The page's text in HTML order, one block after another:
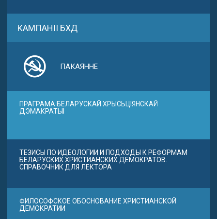
КАМПАНІІ БХД
ПАКАЯННЕ
ПРАГРАМА БЕЛАРУСКАЙ ХРЫСЬЦІЯНСКАЙ
ДЭМАКРАТЫІ
ТЕЗИСЫ ПО ИДЕОЛОГИИ И ПОДХОДЫ К РЕФОРМАМ
БЕЛАРУСКИХ ХРИСТИАНСКИХ ДЕМОКРАТОВ.
СПРАВОЧНИК ДЛЯ ЛЕКТОРА
ФИЛОСОФСКОЕ ОБОСНОВАНИЕ ХРИСТИАНСКОЙ
ДЕМОКРАТИИ